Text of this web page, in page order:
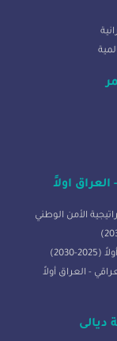
اولاً
الأمن الوطني
- العراق أولاً